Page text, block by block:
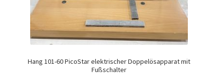
Hang 101-60 PicoStar elektrischer Doppelösapparat mit
Fußschalter